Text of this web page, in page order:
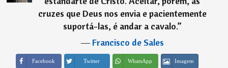
cruzes que Deus nos envia e pacientemente
suportá-las, é andar a cavalo.”
―Francisco de Sales
Facebook Twitter WhatsApp Imagem